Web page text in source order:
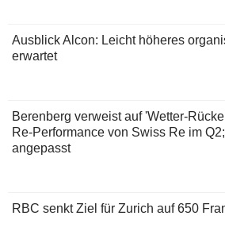
Ausblick Alcon: Leicht höheres
erwartet
Berenberg verweist auf 'Wetter-
Re-Performance von Swiss Re im
angepasst
RBC senkt Ziel für Zurich auf 650